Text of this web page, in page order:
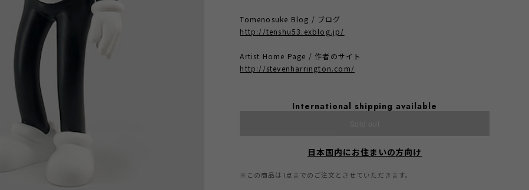
Tomenosuke Blog / ブログ
http://tenshu53.exblog.jp/
Artist Home Page / 作者のサイト
http://stevenharrington.com/
International shipping available
日本国内にお住まいの方向け
※この商品は1点までのご注文とさせていただきます。